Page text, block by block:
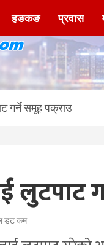
–
hk nepal com
हङकङ प्रवास
गर्ने समूह पक्राउ
लुटपाट
डट कम